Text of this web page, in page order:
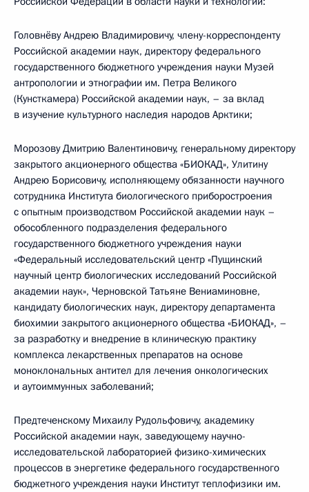
Головнёву Андрею Владимировичу, члену-корреспонденту
Российской академии наук, директору федерального
государственного бюджетного учреждения науки Музей
антропологии и этнографии им. Петра Великого
(Кунсткамера) Российской академии наук, – за вклад
в изучение культурного наследия народов Арктики;
Морозову Дмитрию Валентиновичу, генеральному директору
закрытого акционерного общества «БИОКАД», Улитину
Андрею Борисовичу, исполняющему обязанности научного
сотрудника Института биологического приборостроения
с опытным производством Российской академии наук –
обособленного подразделения федерального
государственного бюджетного учреждения науки
«Федеральный исследовательский центр «Пущинский
научный центр биологических исследований Российской
академии наук», Черновской Татьяне Вениаминовне,
кандидату биологических наук, директору департамента
биохимии закрытого акционерного общества «БИОКАД», –
за разработку и внедрение в клиническую практику
комплекса лекарственных препаратов на основе
моноклональных антител для лечения онкологических
и аутоиммунных заболеваний;
Предтеченскому Михаилу Рудольфовичу, академику
Российской академии наук, заведующему научно-
исследовательской лабораторией физико-химических
процессов в энергетике федерального государственного
бюджетного учреждения науки Институт теплофизики им.